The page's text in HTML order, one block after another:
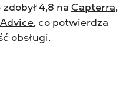
4,8 na Capterra,
, co potwierdza
obsługi.